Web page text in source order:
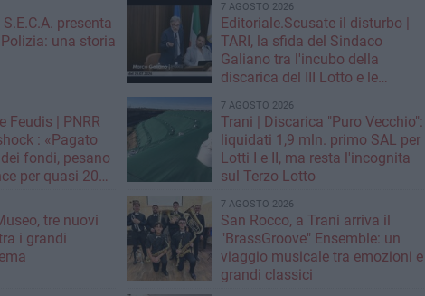
presenta
una storia
7 AGOSTO 2026
Editoriale.Scusate il disturbo |
TARI, la sfida del Sindaco
Galiano tra l'incubo della
discarica del III Lotto e le
rifiuti
Feudis | PNRR
: «Pagato
fondi, pesano
per quasi 20
7 AGOSTO 2026
Trani | Discarica "Puro Vecchio":
liquidati 1,9 mln. primo SAL per i
Lotti I e II, ma resta l'incognita
sul Terzo Lotto
tre nuovi
i grandi
7 AGOSTO 2026
San Rocco, a Trani arriva il
"BrassGroove" Ensemble: un
viaggio musicale tra emozioni e
grandi classici